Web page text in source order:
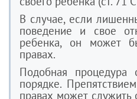
В случае, если
поведение и свое
ребенка, он может
правах.
Подобная процедура
порядке.
правах может служить